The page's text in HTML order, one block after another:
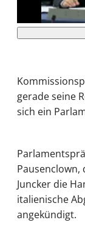
gerade seine
sich ein
Juncker die
italienische
angekündigt.